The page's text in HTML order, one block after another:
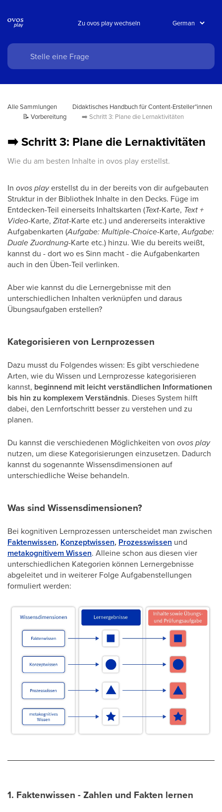
Zu ovos play wechseln
Alle Sammlungen
Didaktisches Handbuch für Content-Ersteller*innen
📝 Vorbereitung
➡️ Schritt 3: Plane die Lernaktivitäten
➡️ Schritt 3: Plane die Lernaktivitäten
Wie du am besten Inhalte in ovos play erstellst.
In ovos playerstellst du in der bereits von dir aufgebauten
Struktur in der Bibliothek Inhalte in den Decks. Füge im
Entdecken-Teil einerseits Inhaltskarten (Text-Karte, Text +
Video-Karte, Zitat-Karte etc.) und andererseits interaktive
Aufgabenkarten (Aufgabe: Multiple-Choice-Karte,Aufgabe:
Duale Zuordnung-Karte etc.) hinzu. Wie du bereits weißt,
kannst du - dort wo es Sinn macht - die Aufgabenkarten
auch in den Üben-Teil verlinken.
Aber wie kannst du die Lernergebnisse mit den
unterschiedlichen Inhalten verknüpfen und daraus
Übungsaufgaben erstellen?
Kategorisieren von Lernprozessen
Dazu musst du Folgendes wissen: Es gibt verschiedene
Arten, wie du Wissen und Lernprozesse kategorisieren
kannst, beginnend mit leicht verständlichen Informationen
bis hin zu komplexem Verständnis. Dieses System hilft
dabei, den Lernfortschritt besser zu verstehen und zu
planen.
Du kannst die verschiedenen Möglichkeiten von ovos play
nutzen, um diese Kategorisierungen einzusetzen. Dadurch
kannst du sogenannte Wissensdimensionen auf
unterschiedliche Weise behandeln.
Was sind Wissensdimensionen?
Bei kognitiven Lernprozessen unterscheidet man zwischen
Faktenwissen, Konzeptwissen, Prozesswissen und
metakognitivem Wissen. Alleine schon aus diesen vier
unterschiedlichen Kategorien können Lernergebnisse
abgeleitet und in weiterer Folge Aufgabenstellungen
formuliert werden:
1. Faktenwissen - Zahlen und Fakten lernen